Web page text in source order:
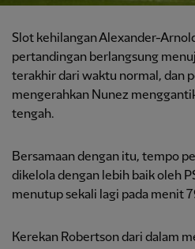
Slot kehilangan Alexander-
pertandingan berlangsung
terakhir dari waktu normal, dan
mengerahkan Nunez
tengah.
Bersamaan dengan itu, tempo
dikelola dengan lebih baik oleh
menutup sekali lagi pada menit
Kerekan Robertson dari dalam